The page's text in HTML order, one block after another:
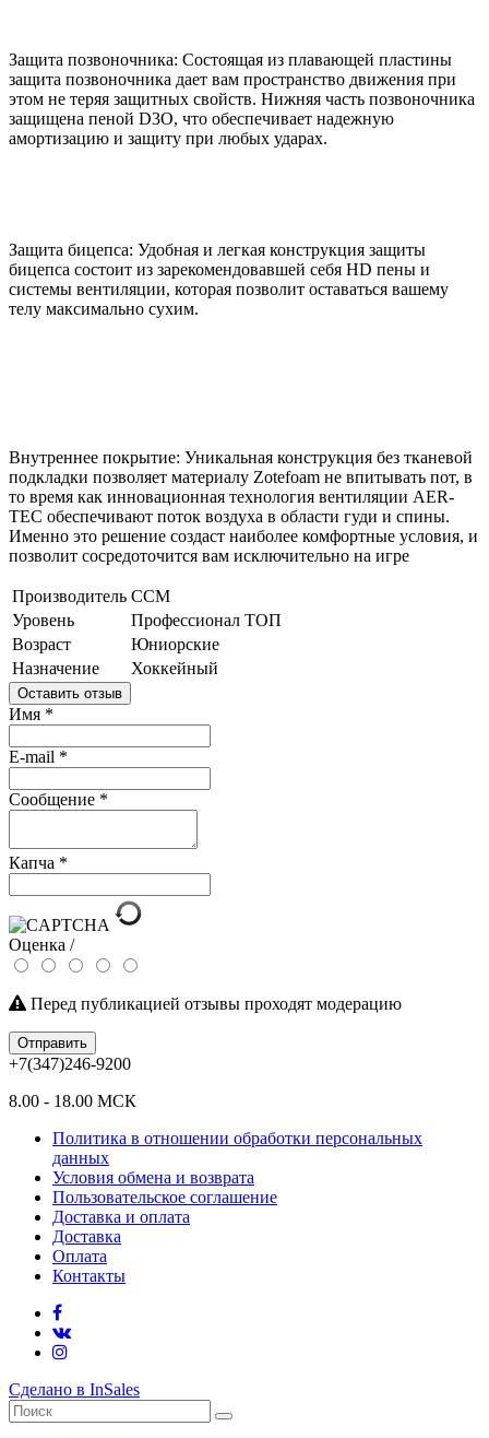
Защита позвоночника: Состоящая из плавающей пластины
защита позвоночника дает вам пространство движения при
этом не теряя защитных свойств. Нижняя часть позвоночника
защищена пеной D3O, что обеспечивает надежную
амортизацию и защиту при любых ударах.
Защита бицепса: Удобная и легкая конструкция защиты
бицепса состоит из зарекомендовавшей себя HD пены и
системы вентиляции, которая позволит оставаться вашему
телу максимально сухим.
Внутреннее покрытие: Уникальная конструкция без тканевой
подкладки позволяет материалу Zotefoam не впитывать пот, в
то время как инновационная технология вентиляции AER-
TEC обеспечивают поток воздуха в области гуди и спины.
Именно это решение создаст наиболее комфортные условия, и
позволит сосредоточится вам исключительно на игре
Производитель CCM
Уровень
Профессионал ТОП
Возраст
Юниорские
Назначение
Хоккейный
Оставить отзыв
Имя *
E-mail *
Сообщение *
Капча *
Оценка /
Перед публикацией отзывы проходят модерацию
Отправить
+7(347)246-9200
8.00 - 18.00 МСК
Политика в отношении обработки персональных
данных
Условия обмена и возврата
Пользовательское соглашение
Доставка и оплата
Доставка
Оплата
Контакты
Сделано в InSales